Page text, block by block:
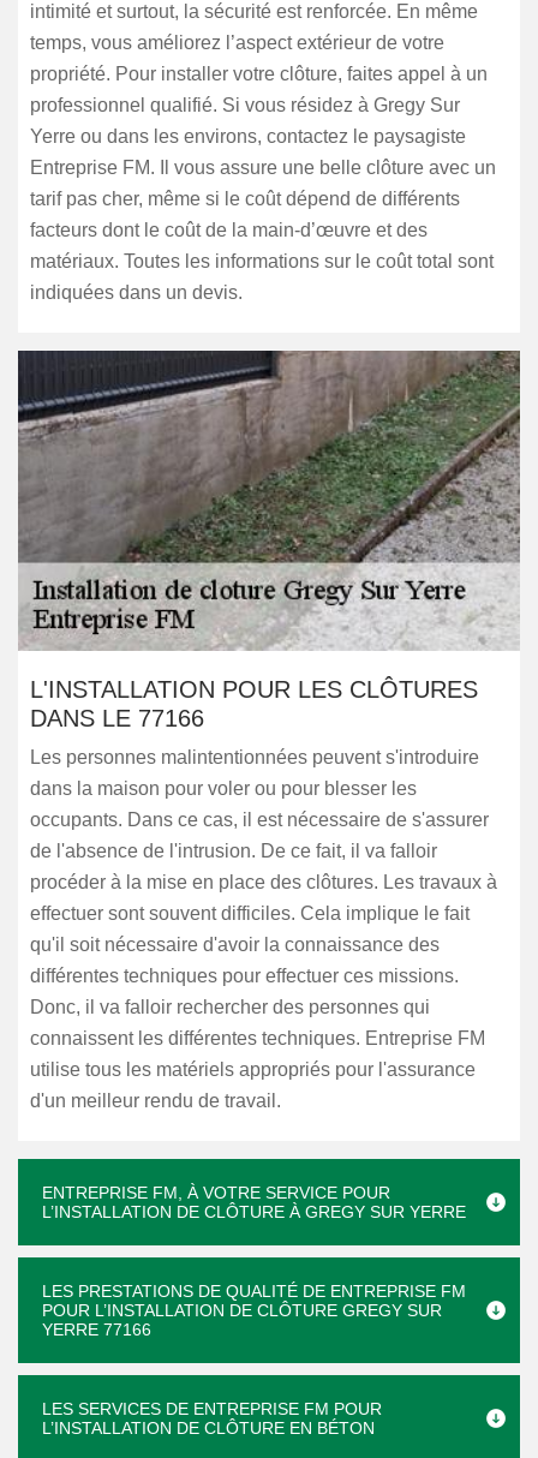
intimité et surtout, la sécurité est renforcée. En même
temps, vous améliorez l’aspect extérieur de votre
propriété. Pour installer votre clôture, faites appel à un
professionnel qualifié. Si vous résidez à Gregy Sur
Yerre ou dans les environs, contactez le paysagiste
Entreprise FM. Il vous assure une belle clôture avec un
tarif pas cher, même si le coût dépend de différents
facteurs dont le coût de la main-d’œuvre et des
matériaux. Toutes les informations sur le coût total sont
indiquées dans un devis.
L'INSTALLATION POUR LES CLÔTURES
DANS LE 77166
Les personnes malintentionnées peuvent s'introduire
dans la maison pour voler ou pour blesser les
occupants. Dans ce cas, il est nécessaire de s'assurer
de l'absence de l'intrusion. De ce fait, il va falloir
procéder à la mise en place des clôtures. Les travaux à
effectuer sont souvent difficiles. Cela implique le fait
qu'il soit nécessaire d'avoir la connaissance des
différentes techniques pour effectuer ces missions.
Donc, il va falloir rechercher des personnes qui
connaissent les différentes techniques. Entreprise FM
utilise tous les matériels appropriés pour l'assurance
d'un meilleur rendu de travail.
ENTREPRISE FM, À VOTRE SERVICE POUR
L’INSTALLATION DE CLÔTURE À GREGY SUR YERRE
LES PRESTATIONS DE QUALITÉ DE ENTREPRISE FM
POUR L’INSTALLATION DE CLÔTURE GREGY SUR
YERRE 77166
LES SERVICES DE ENTREPRISE FM POUR
L’INSTALLATION DE CLÔTURE EN BÉTON